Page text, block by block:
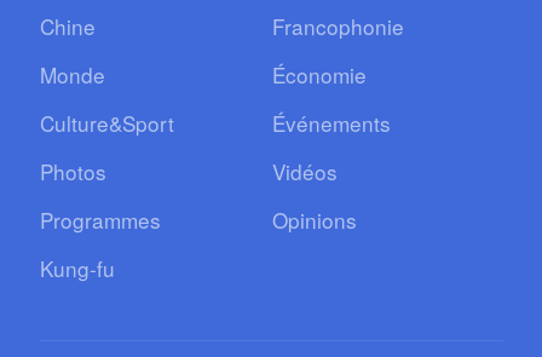
Chine
Francophonie
Monde
Économie
Culture&Sport
Événements
Photos
Vidéos
Programmes
Opinions
Kung-fu